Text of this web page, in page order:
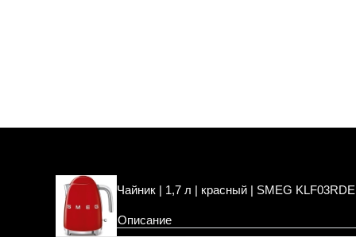
Чайник | 1,7 л | красный | SMEG
Описание